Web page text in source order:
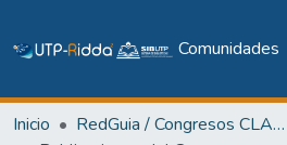
Comunidades
Inicio
RedGuia / Congresos CLABES